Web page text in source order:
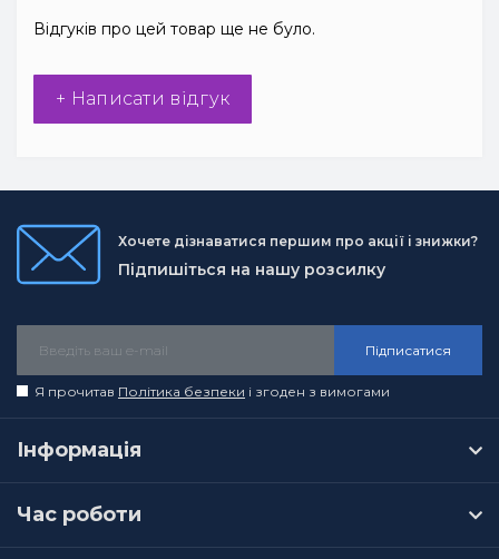
Відгуків про цей товар ще не було.
+ Написати відгук
Хочете дізнаватися першим про акції і знижки?
Підпишіться на нашу розсилку
Підписатися
Я прочитав Політика безпеки і згоден з вимогами
Інформація
Час роботи